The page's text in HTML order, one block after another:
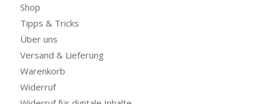
Shop
Tipps & Tricks
Über uns
Versand & Lieferung
Warenkorb
Widerruf